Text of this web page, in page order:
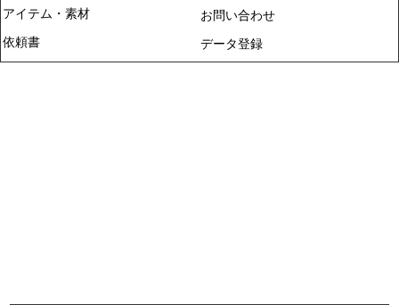
アイテム・素材
依頼書
お問い合わせ
データ登録